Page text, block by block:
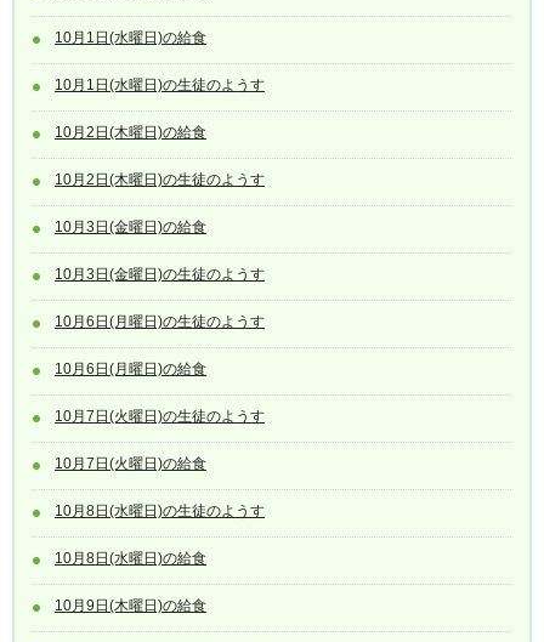
10月1日(水曜日)の給食
10月1日(水曜日)の生徒のようす
10月2日(木曜日)の給食
10月2日(木曜日)の生徒のようす
10月3日(金曜日)の給食
10月3日(金曜日)の生徒のようす
10月6日(月曜日)の生徒のようす
10月6日(月曜日)の給食
10月7日(火曜日)の生徒のようす
10月7日(火曜日)の給食
10月8日(水曜日)の生徒のようす
10月8日(水曜日)の給食
10月9日(木曜日)の給食